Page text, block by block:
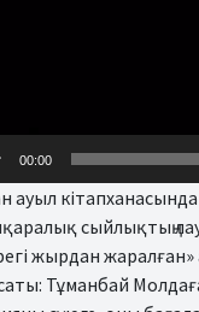
00:00
ауыл
сыйлықтың
жырдан жаралған»
Тұманбай